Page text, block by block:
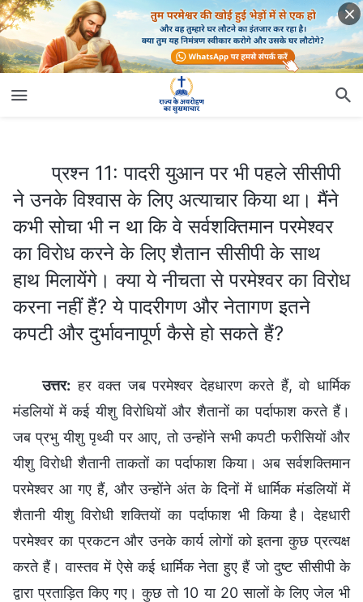
प्रश्न 11: पादरी युआन पर भी पहले सीसीपी
ने उनके विश्वास के लिए अत्याचार किया था। मैंने
कभी सोचा भी न था कि वे सर्वशक्तिमान परमेश्‍वर
का विरोध करने के लिए शैतान सीसीपी के साथ
हाथ मिलायेंगे। क्या ये नीचता से परमेश्‍वर का विरोध
करना नहीं हैं? ये पादरीगण और नेतागण इतने
कपटी और दुर्भावनापूर्ण कैसे हो सकते हैं?
उत्तर: हर वक्त जब परमेश्‍वर देहधारण करते हैं, वो धार्मिक
मंडलियों में कई यीशु विरोधियों और शैतानों का पर्दाफाश करते हैं।
जब प्रभु यीशु पृथ्वी पर आए, तो उन्होंने सभी कपटी फरीसियों और
यीशु विरोधी शैतानी ताकतों का पर्दाफाश किया। अब सर्वशक्तिमान
परमेश्‍वर आ गए हैं, और उन्होंने अंत के दिनों में धार्मिक मंडलियों में
शैतानी यीशु विरोधी शक्तियों का पर्दाफाश भी किया है। देहधारी
परमेश्‍वर का प्रकटन और उनके कार्य लोगों को इतना कुछ प्रत्यक्ष
करते हैं। वास्तव में ऐसे कई धार्मिक नेता हुए हैं जो दुष्ट सीसीपी के
द्वारा प्रताड़ित किए गए। कुछ तो 10 या 20 सालों के लिए जेल भी